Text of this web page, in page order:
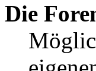
Die